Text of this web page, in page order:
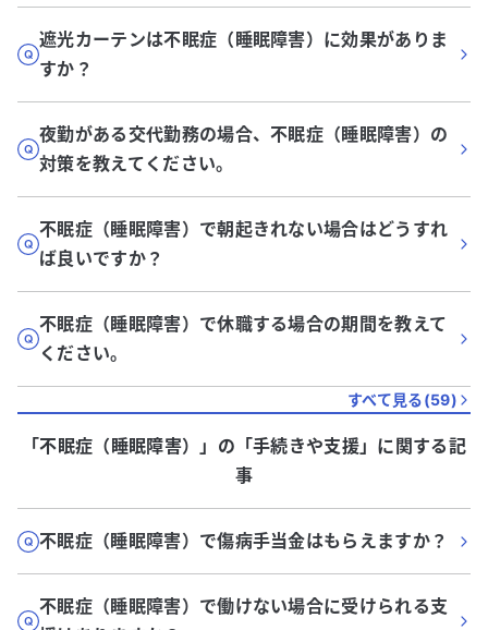
遮光カーテンは不眠症（睡眠障害）に効果がありま
すか？
夜勤がある交代勤務の場合、不眠症（睡眠障害）の
対策を教えてください。
不眠症（睡眠障害）で朝起きれない場合はどうすれ
ば良いですか？
不眠症（睡眠障害）で休職する場合の期間を教えて
ください。
すべて見る(59)
「不眠症（睡眠障害）」 の「手続きや支援」に関する記
事
不眠症（睡眠障害）で傷病手当金はもらえますか？
不眠症（睡眠障害）で働けない場合に受けられる支